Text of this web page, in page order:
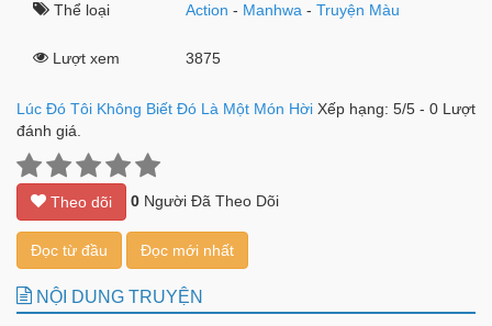
Thể loại Action - Manhwa -Truyện Màu
Lượt xem 3875
Lúc Đó Tôi Không Biết Đó Là Một Món Hời Xếp hạng: 5/5 - 0 Lượt
đánh giá.
Theo dõi 0 Người Đã Theo Dõi
Đọc từ đầu Đọc mới nhất
NỘI DUNG TRUYỆN